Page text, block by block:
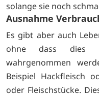
solange sie noch
Ausnahme
Es gibt aber auch
ohne dass dies
wahrgenommen
Beispiel Hackfleisch
oder Fleischstücke.